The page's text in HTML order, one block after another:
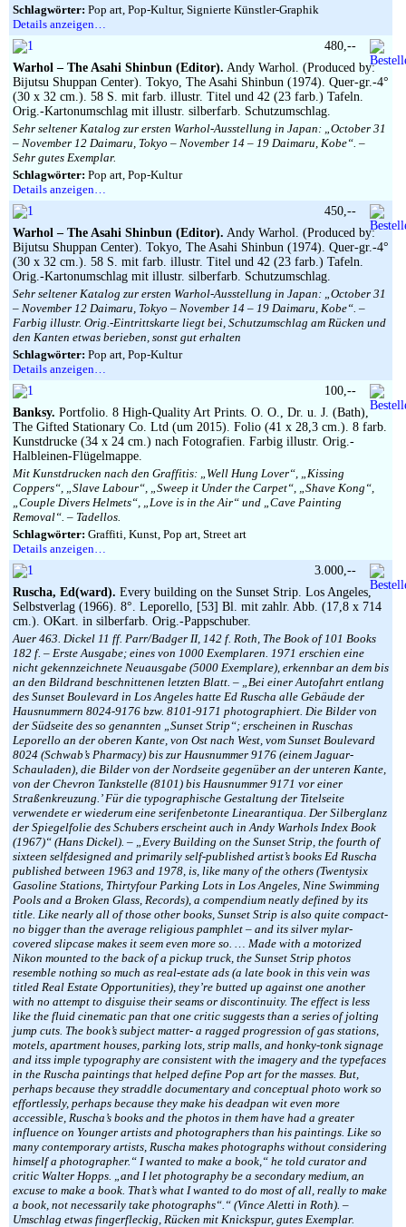
Schlagwörter: Pop art, Pop-Kultur, Signierte Künstler-Graphik
Details anzeigen…
Warhol – The Asahi Shinbun (Editor). Andy Warhol. (Produced by:
Bijutsu Shuppan Center). Tokyo, The Asahi Shinbun (1974). Quer-gr.-4°
(30 x 32 cm.). 58 S. mit farb. illustr. Titel und 42 (23 farb.) Tafeln.
Orig.-Kartonumschlag mit illustr. silberfarb. Schutzumschlag.
Sehr seltener Katalog zur ersten Warhol-Ausstellung in Japan: „October 31
– November 12 Daimaru, Tokyo – November 14 – 19 Daimaru, Kobe“. –
Sehr gutes Exemplar.
Schlagwörter: Pop art, Pop-Kultur
Details anzeigen…
480,--
Warhol – The Asahi Shinbun (Editor). Andy Warhol. (Produced by:
Bijutsu Shuppan Center). Tokyo, The Asahi Shinbun (1974). Quer-gr.-4°
(30 x 32 cm.). 58 S. mit farb. illustr. Titel und 42 (23 farb.) Tafeln.
Orig.-Kartonumschlag mit illustr. silberfarb. Schutzumschlag.
Sehr seltener Katalog zur ersten Warhol-Ausstellung in Japan: „October 31
– November 12 Daimaru, Tokyo – November 14 – 19 Daimaru, Kobe“. –
Farbig illustr. Orig.-Eintrittskarte liegt bei, Schutzumschlag am Rücken und
den Kanten etwas berieben, sonst gut erhalten
Schlagwörter: Pop art, Pop-Kultur
Details anzeigen…
450,--
Banksy. Portfolio. 8 High-Quality Art Prints. O. O., Dr. u. J. (Bath),
The Gifted Stationary Co. Ltd (um 2015). Folio (41 x 28,3 cm.). 8 farb.
Kunstdrucke (34 x 24 cm.) nach Fotografien. Farbig illustr. Orig.-
Halbleinen-Flügelmappe.
Mit Kunstdrucken nach den Graffitis: „Well Hung Lover“, „Kissing
Coppers“, „Slave Labour“, „Sweep it Under the Carpet“, „Shave Kong“,
„Couple Divers Helmets“, „Love is in the Air“ und „Cave Painting
Removal“. – Tadellos.
Schlagwörter: Graffiti, Kunst, Pop art, Street art
Details anzeigen…
100,--
Ruscha, Ed(ward). Every building on the Sunset Strip. Los Angeles,
Selbstverlag (1966). 8°. Leporello, [53] Bl. mit zahlr. Abb. (17,8 x 714
cm.). OKart. in silberfarb. Orig.-Pappschuber.
Auer 463. Dickel 11 ff. Parr/Badger II, 142 f. Roth, The Book of 101 Books
182 f. – Erste Ausgabe; eines von 1000 Exemplaren. 1971 erschien eine
nicht gekennzeichnete Neuausgabe (5000 Exemplare), erkennbar an dem bis
an den Bildrand beschnittenen letzten Blatt. – „Bei einer Autofahrt entlang
des Sunset Boulevard in Los Angeles hatte Ed Ruscha alle Gebäude der
Hausnummern 8024-9176 bzw. 8101-9171 photographiert. Die Bilder von
der Südseite des so genannten „Sunset Strip“; erscheinen in Ruschas
Leporello an der oberen Kante, von Ost nach West, vom Sunset Boulevard
8024 (Schwab’s Pharmacy) bis zur Hausnummer 9176 (einem Jaguar-
Schauladen), die Bilder von der Nordseite gegenüber an der unteren Kante,
von der Chevron Tankstelle (8101) bis Hausnummer 9171 vor einer
Straßenkreuzung.’ Für die typographische Gestaltung der Titelseite
verwendete er wiederum eine serifenbetonte Linearantiqua. Der Silberglanz
der Spiegelfolie des Schubers erscheint auch in Andy Warhols Index Book
(1967)“ (Hans Dickel). – „Every Building on the Sunset Strip, the fourth of
sixteen selfdesigned and primarily self-published artist’s books Ed Ruscha
published between 1963 and 1978, is, like many of the others (Twentysix
Gasoline Stations, Thirtyfour Parking Lots in Los Angeles, Nine Swimming
Pools and a Broken Glass, Records), a compendium neatly defined by its
title. Like nearly all of those other books, Sunset Strip is also quite compact-
no bigger than the average religious pamphlet – and its silver mylar-
covered slipcase makes it seem even more so. … Made with a motorized
Nikon mounted to the back of a pickup truck, the Sunset Strip photos
resemble nothing so much as real-estate ads (a late book in this vein was
titled Real Estate Opportunities), they’re butted up against one another
with no attempt to disguise their seams or discontinuity. The effect is less
like the fluid cinematic pan that one critic suggests than a series of jolting
jump cuts. The book’s subject matter- a ragged progression of gas stations,
motels, apartment houses, parking lots, strip malls, and honky-tonk signage
and itss imple typography are consistent with the imagery and the typefaces
in the Ruscha paintings that helped define Pop art for the masses. But,
perhaps because they straddle documentary and conceptual photo work so
effortlessly, perhaps because they make his deadpan wit even more
accessible, Ruscha’s books and the photos in them have had a greater
influence on Younger artists and photographers than his paintings. Like so
many contemporary artists, Ruscha makes photographs without considering
himself a photographer.“ I wanted to make a book,“ he told curator and
critic Walter Hopps. „and I let photography be a secondary medium, an
excuse to make a book. That’s what I wanted to do most of all, really to make
a book, not necessarily take photographs“.“ (Vince Aletti in Roth). –
Umschlag etwas fingerfleckig, Rücken mit Knickspur, gutes Exemplar.
3.000,--